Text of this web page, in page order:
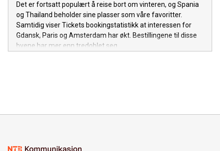
Det er fortsatt populært å reise bort om vinteren, og Spania
og Thailand beholder sine plasser som våre favoritter.
Samtidig viser Tickets bookingstatistikk at interessen for
Gdansk, Paris og Amsterdam har økt. Bestillingene til disse
byene har mer enn tredoblet seg.